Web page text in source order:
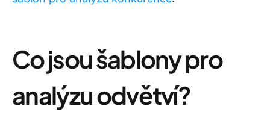
Co jsou šablony pro
analýzu odvětví?